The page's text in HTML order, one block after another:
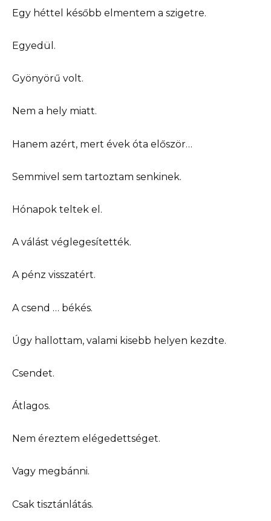
Egy héttel később elmentem a szigetre.
Egyedül.
Gyönyörű volt.
Nem a hely miatt.
Hanem azért, mert évek óta először…
Semmivel sem tartoztam senkinek.
Hónapok teltek el.
A válást véglegesítették.
A pénz visszatért.
A csend … békés.
Úgy hallottam, valami kisebb helyen kezdte.
Csendet.
Átlagos.
Nem éreztem elégedettséget.
Vagy megbánni.
Csak tisztánlátás.